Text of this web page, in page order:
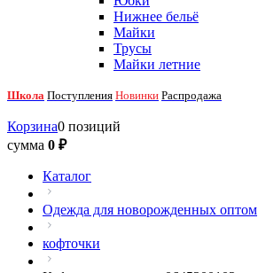
Нижнее бельё
Майки
Трусы
Майки летние
Школа Поступления Новинки Распродажа
Корзина0 позиций
сумма 0 ₽
Каталог
Одежда для новорожденных оптом
кофточки